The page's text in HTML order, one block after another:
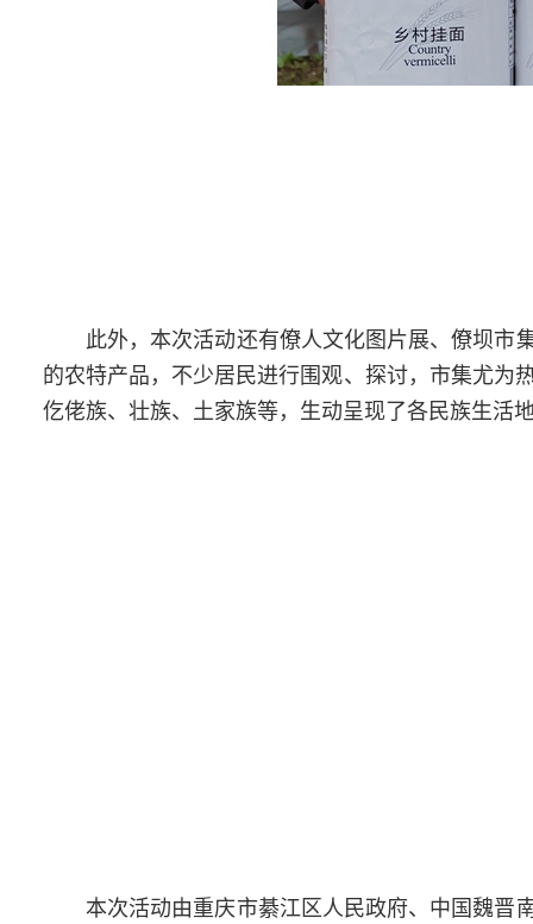
此外，本次活动还有僚人文化图片展、僚坝市
的农特产品，不少居民进行围观、探讨，市集尤为
仡佬族、壮族、土家族等，生动呈现了各民族生活
本次活动由重庆市綦江区人民政府、中国魏晋